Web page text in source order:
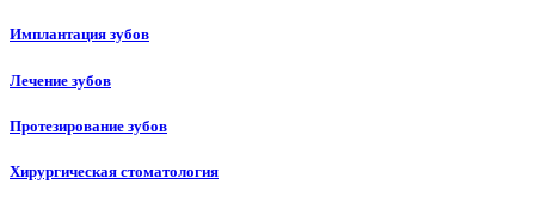
Имплантация зубов
Лечение зубов
Протезирование зубов
Хирургическая стоматология